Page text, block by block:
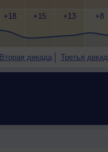
+18 +15 +13 +8
Вторая декада Третья